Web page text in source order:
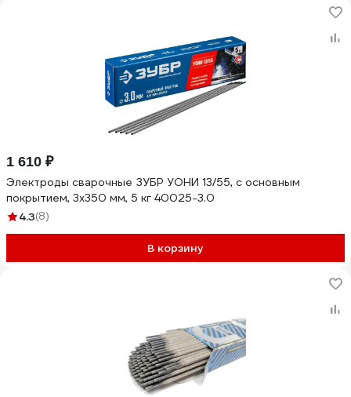
1 610 ₽
Электроды сварочные ЗУБР УОНИ 13/55, с основным
покрытием, 3х350 мм, 5 кг 40025-3.0
4.3(8)
В корзину